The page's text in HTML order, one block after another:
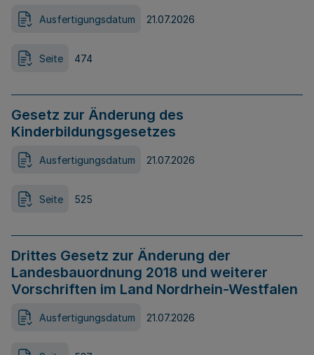
Ausfertigungsdatum 21.07.2026
Seite 474
Gesetz zur Änderung des
Kinderbildungsgesetzes
Ausfertigungsdatum 21.07.2026
Seite 525
Drittes Gesetz zur Änderung der
Landesbauordnung 2018 und weiterer
Vorschriften im Land Nordrhein-Westfalen
Ausfertigungsdatum 21.07.2026